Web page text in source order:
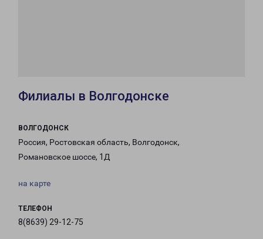
Филиалы в Волгодонске
ВОЛГОДОНСК
Россия, Ростовская область, Волгодонск,
Романовское шоссе, 1Д
на карте
ТЕЛЕФОН
8(8639) 29-12-75